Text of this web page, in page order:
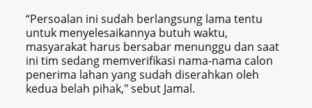
“Persoalan ini sudah berlangsung lama tentu
untuk menyelesaikannya butuh waktu,
masyarakat harus bersabar menunggu dan saat
ini tim sedang memverifikasi nama-nama calon
penerima lahan yang sudah diserahkan oleh
kedua belah pihak," sebut Jamal.